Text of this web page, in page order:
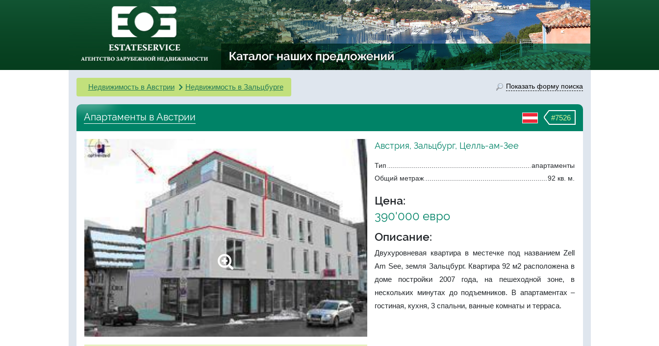
Недвижимость в Австрии Недвижимость в Зальцбурге Показать форму поиска
#7526
Апартаменты в Австрии
Австрия, Зальцбург, Целль-ам-Зее
Тип
апартаменты
Общий метраж
92 кв. м.
Цена:
390'000 евро
Описание:
Двухуровневая квартира в местечке под названием Zell
Am See, земля Зальцбург. Квартира 92 м2 расположена в
доме постройки 2007 года, на пешеходной зоне, в
нескольких минутах до подъемников. В апартаментах –
гостиная, кухня, 3 спальни, ванные комнаты и терраса.